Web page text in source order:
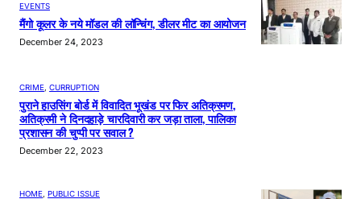
EVENTS
मैंगो कूलर के नये मॉडल की लॉन्चिंग, डीलर मीट का आयोजन
December 24, 2023
CRIME, CURRUPTION
पुराने हाउसिंग बोर्ड में विवादित भूखंड पर फिर अतिक्रमण,
अतिक्रमी ने दिनदहाड़े चारदिवारी कर जड़ा ताला, पालिका
प्रशासन की चुप्पी पर सवाल ?
December 22, 2023
HOME PUBLIC ISSUE